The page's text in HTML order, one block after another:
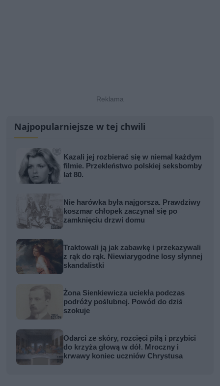
Najpopularniejsze w tej chwili
Kazali jej rozbierać się w niemal każdym
filmie. Przekleństwo polskiej seksbomby
lat 80.
Nie harówka była najgorsza. Prawdziwy
koszmar chłopek zaczynał się po
zamknięciu drzwi domu
Traktowali ją jak zabawkę i przekazywali
z rąk do rąk. Niewiarygodne losy słynnej
skandalistki
Żona Sienkiewicza uciekła podczas
podróży poślubnej. Powód do dziś
szokuje
Odarci ze skóry, rozcięci piłą i przybici
do krzyża głową w dół. Mroczny i
krwawy koniec uczniów Chrystusa